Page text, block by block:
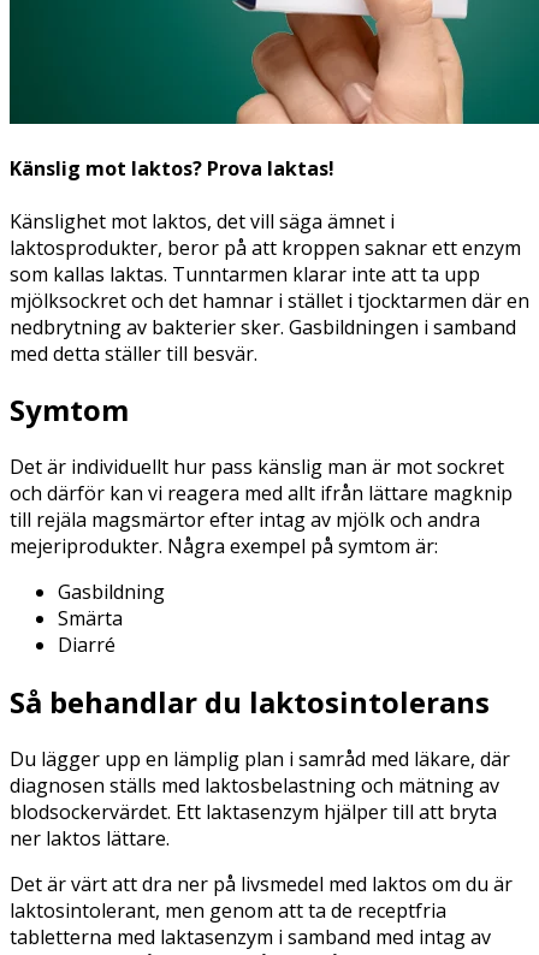
Känslig mot laktos? Prova laktas!
Känslighet mot laktos, det vill säga ämnet i
laktosprodukter, beror på att kroppen saknar ett enzym
som kallas laktas. Tunntarmen klarar inte att ta upp
mjölksockret och det hamnar i stället i tjocktarmen där en
nedbrytning av bakterier sker. Gasbildningen i samband
med detta ställer till besvär.
Symtom
Det är individuellt hur pass känslig man är mot sockret
och därför kan vi reagera med allt ifrån lättare magknip
till rejäla magsmärtor efter intag av mjölk och andra
mejeriprodukter. Några exempel på symtom är:
Gasbildning
Smärta
Diarré
Så behandlar du laktosintolerans
Du lägger upp en lämplig plan i samråd med läkare, där
diagnosen ställs med laktosbelastning och mätning av
blodsockervärdet. Ett laktasenzym hjälper till att bryta
ner laktos lättare.
Det är värt att dra ner på livsmedel med laktos om du är
laktosintolerant, men genom att ta de receptfria
tabletterna med laktasenzym i samband med intag av